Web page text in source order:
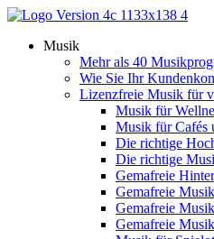
Zum
springenMusik
Mehr als 40
Wie Sie Ihr
Lizenzfreie Musik für
Musik für
Musik für Cafés
Die richtige
Die richtige
Gemafreie
Gemafreie
Gemafreie
Gemafreie